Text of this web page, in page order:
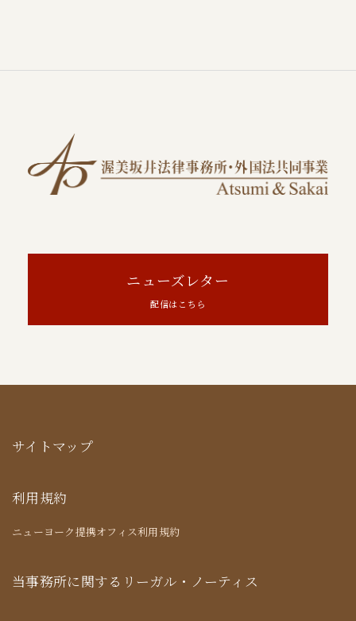
ニューズレター
配信はこちら
サイトマップ
利用規約
ニューヨーク提携オフィス利用規約
当事務所に関するリーガル・ノーティス